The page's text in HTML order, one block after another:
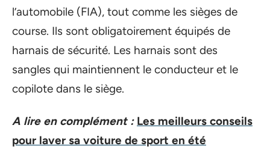
l’automobile (FIA), tout comme les sièges de
course. Ils sont obligatoirement équipés de
harnais de sécurité. Les harnais sont des
sangles qui maintiennent le conducteur et le
copilote dans le siège.
A lire en complément : Les meilleurs conseils
pour laver sa voiture de sport en été